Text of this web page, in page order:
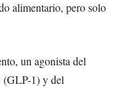
alimentario, pero solo
un agonista del
(GLP-1) y del